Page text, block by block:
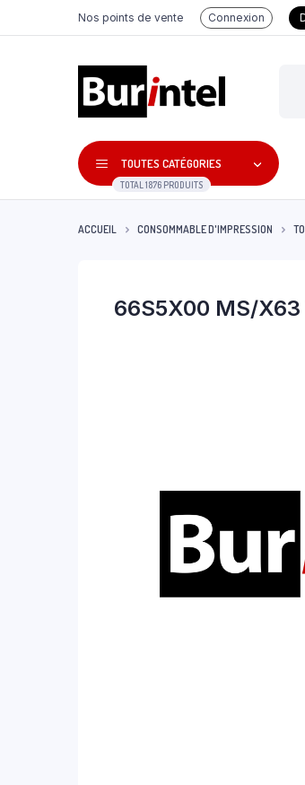
Nos points de vente Connexion
TOUTES CATÉGORIES
TOTAL 1876 PRODUITS
ACCUEIL CONSOMMABLE D'IMPRESSION
66S5X00 MS/X63